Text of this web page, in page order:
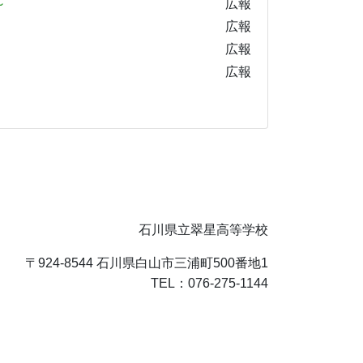
広報
広報
広報
広報
石川県立翠星高等学校
〒924-8544 石川県白山市三浦町500番地1
TEL：076-275-1144